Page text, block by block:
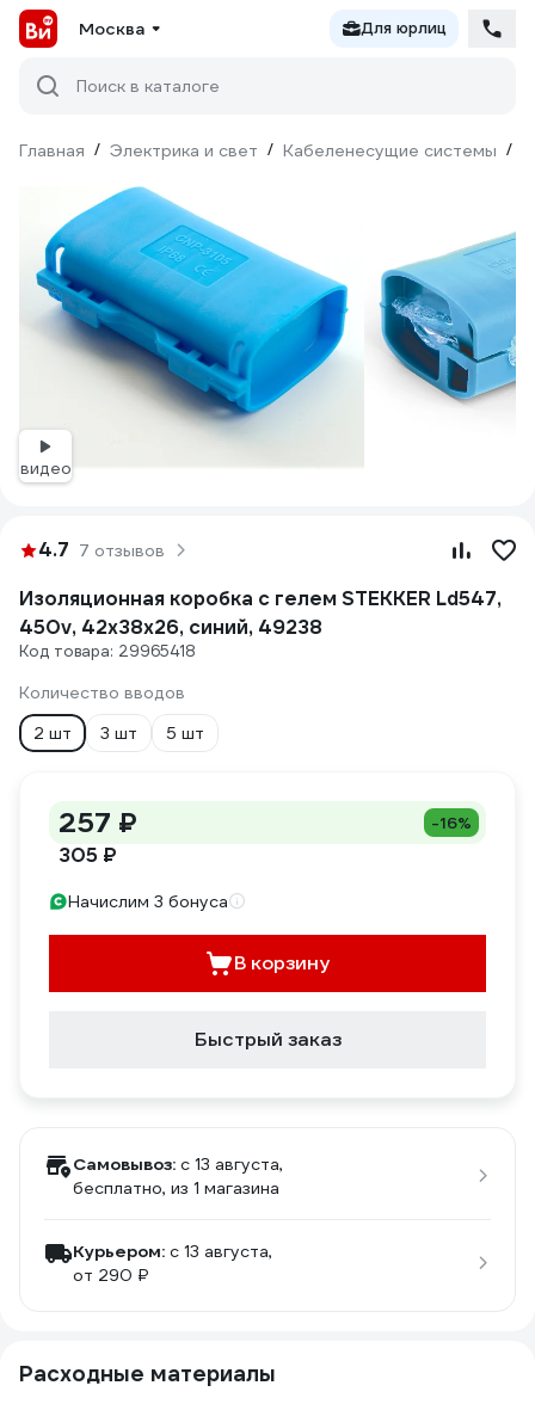
Москва Для юрлиц
Поиск в каталоге
Главная / Электрика и свет / Кабеленесущие системы /
видео
4.7 7 отзывов
Изоляционная коробка с гелем STEKKER Ld547,
450v, 42x38x26, синий, 49238
Код товара: 29965418
Количество вводов
2 шт
3 шт 5 шт
257 ₽ -16%
305 ₽
Начислим 3 бонуса
В корзину
Быстрый заказ
Самовывоз: c 13 августа,
бесплатно, из 1 магазина
Курьером: c 13 августа,
от 290 ₽
Расходные материалы